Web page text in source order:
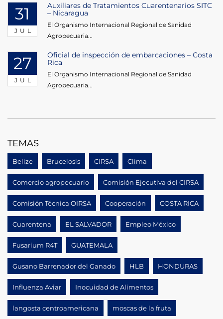
31
JUL
Auxiliares de Tratamientos Cuarentenarios SITC
– Nicaragua
El Organismo Internacional Regional de Sanidad
Agropecuaria...
27
JUL
Oficial de inspección de embarcaciones – Costa
Rica
El Organismo Internacional Regional de Sanidad
Agropecuaria...
TEMAS
Belize Brucelosis CIRSA Clima
Comercio agropecuario Comisión Ejecutiva del CIRSA
Comisión Técnica OIRSA Cooperación COSTA RICA
Cuarentena EL SALVADOR Empleo México
Fusarium R4T GUATEMALA
Gusano Barrenador del Ganado HLB HONDURAS
Influenza Aviar Inocuidad de Alimentos
langosta centroamericana moscas de la fruta